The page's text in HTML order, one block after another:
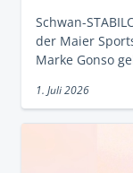
Schwan-
der Maier
Marke Gonso
1. Juli 2026